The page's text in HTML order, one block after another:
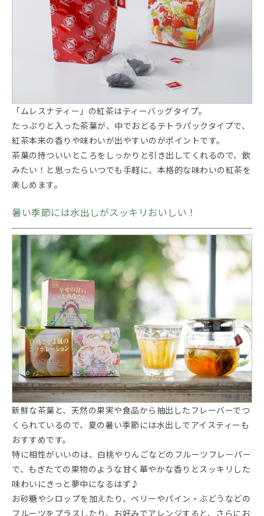
「ムレスナティー」の紅茶はティーバッグタイプ。
たっぷりと入った茶葉が、中でおどるテトラパックタイプで、
紅茶本来の香りや味わいが出やすいのがポイントです。
茶葉の持ついいところをしっかりと引き出してくれるので、飲
みたい！と思ったらいつでも手軽に、本格的な味わいの紅茶を
楽しめます。
暑い季節には水出しがスッキリおいしい！
新鮮な茶葉と、天然の果実や食品から抽出したフレーバーでつ
くられているので、夏の暑い季節には水出しでアイスティーも
おすすめです。
特に相性がいいのは、白桃やりんごなどのフルーツフレーバー
で、もぎたての果物のような甘く華やかな香りとスッキリした
味わいにきっと夢中になるはず♪
お砂糖やシロップを加えたり、ベリーやパイン・ぶどうなどの
フルーツをプラスしたり、お好みでアレンジすると、さらにお